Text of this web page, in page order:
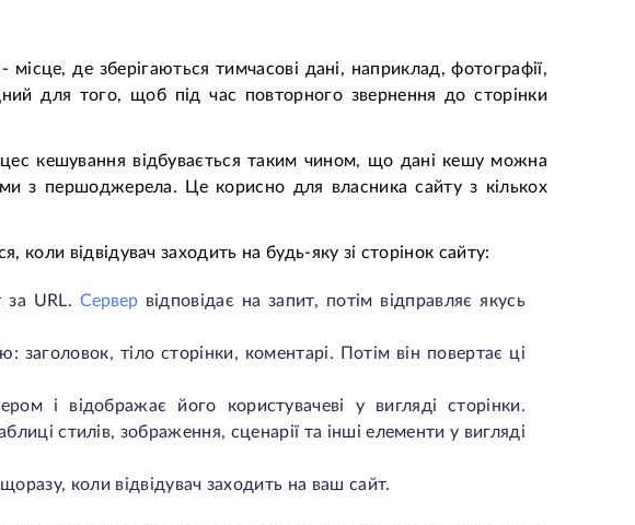
де зберігаються тимчасові дані, наприклад, фотографії,
для того, щоб під час повторного звернення до сторінки
кешування відбувається таким чином, що дані кешу можна
з першоджерела. Це корисно для власника сайту з кількох
відвідувач заходить на будь-яку зі сторінок сайту:
за URL. Сервервідповідає на запит, потім відправляє якусь
заголовок, тіло сторінки, коментарі. Потім він повертає ці
і відображає його користувачеві у вигляді сторінки.
стилів, зображення, сценарії та інші елементи у вигляді
коли відвідувач заходить на ваш сайт.